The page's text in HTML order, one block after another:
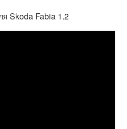
Skoda Fabia 1.2